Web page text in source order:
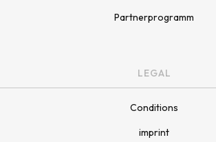
Partnerprogramm
LEGAL
Conditions
imprint